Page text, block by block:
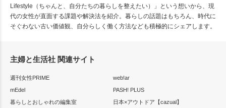
Lifestyle（ちゃんと、自分たちの暮らしを整えたい）」という想いから、現
代の女性が直面する課題や解決法を紹介。暮らしの話題はもちろん、時代に
そぐわない古い価値観、自分らしく働く方法なども積極的にシェアします。
主婦と生活社 関連サイト
週刊女性PRIME
web!ar
mEdel
PASH! PLUS
暮らしとおしゃれの編集室
日本×アウトドア【cazual】